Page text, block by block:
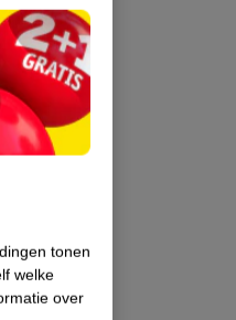
tonen
welke
over